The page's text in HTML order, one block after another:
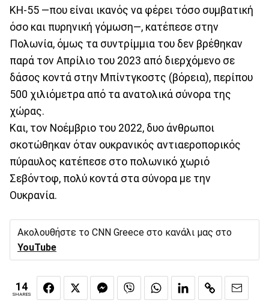
KH-55 —που είναι ικανός να φέρει τόσο συμβατική
όσο και πυρηνική γόμωση—, κατέπεσε στην
Πολωνία, όμως τα συντρίμμια του δεν βρέθηκαν
παρά τον Απρίλιο του 2023 από διερχόμενο σε
δάσος κοντά στην Μπίντγκοστς (βόρεια), περίπου
500 χιλιόμετρα από τα ανατολικά σύνορα της
χώρας.
Και, τον Νοέμβριο του 2022, δυο άνθρωποι
σκοτώθηκαν όταν ουκρανικός αντιαεροπορικός
πύραυλος κατέπεσε στο πολωνικό χωριό
Σεβόντοφ, πολύ κοντά στα σύνορα με την
Ουκρανία.
Ακολουθήστε το CNN Greece στο κανάλι μας στο
YouTube
14
SHARES